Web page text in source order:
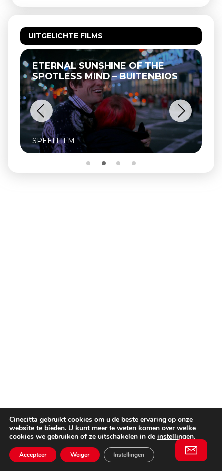
UITGELICHTE FILMS
ETERNAL SUNSHINE OF THE
SPOTLESS MIND – BUITENBIOS
SPEELFILM
Cinecitta gebruikt cookies om u de beste ervaring op onze
website te bieden. U kunt meer te weten komen over welke
cookies we gebruiken of ze uitschakelen in de instellingen.
Accepteer Weiger Instellingen